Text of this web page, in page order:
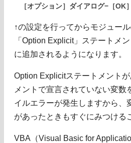
［オプション］ダイアログ−［OK
↑の設定を行ってからモジュー
「Option Explicit」ステートメ
に追加されるようになります。
Option Explicitステートメント
メントで宣言されていない変数
イルエラーが発生しますから、
があったときもすぐにみつける
VBA（Visual Basic for